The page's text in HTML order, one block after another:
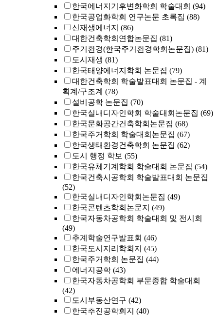
한국에너지기후변화학회 학술대회 (94)
한국공업화학회 연구논문 초록집 (88)
신재생에너지 (86)
대한건축학회연합논문집 (81)
주거환경(한국주거환경학회논문집) (81)
도시재생 (81)
한국태양에너지학회 논문집 (79)
대한건축학회 학술발표대회 논문집 - 계
획계/구조계 (78)
설비공학 논문집 (70)
한국실내디자인학회 학술대회논문집 (69)
한국문화공간건축학회논문집 (68)
한국주거학회 학술대회논문집 (67)
한국생태환경건축학회 논문집 (62)
도시 행정 학보 (55)
한국유체기계학회 학술대회 논문집 (54)
한국건축시공학회 학술발표대회 논문집
(52)
한국실내디자인학회논문집 (49)
한국콘텐츠학회논문지 (49)
한국자동차공학회 학술대회 및 전시회
(49)
추계학술연구발표회 (46)
한국도시지리학회지 (45)
한국주거학회 논문집 (44)
에너지공학 (43)
한국자동차공학회 부문종합 학술대회
(42)
도시부동산연구 (42)
한국추진공학회지 (40)